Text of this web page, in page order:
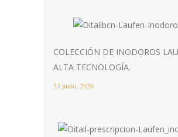
COLECCIÓN DE INODOROS
ALTA TECNOLOGÍA.
23 junio, 2026